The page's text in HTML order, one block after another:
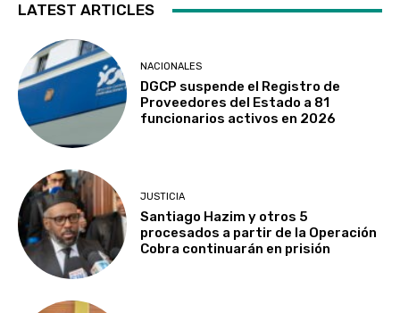
LATEST ARTICLES
NACIONALES
DGCP suspende el Registro de
Proveedores del Estado a 81
funcionarios activos en 2026
JUSTICIA
Santiago Hazim y otros 5
procesados a partir de la Operación
Cobra continuarán en prisión